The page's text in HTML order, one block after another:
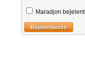
Maradjon